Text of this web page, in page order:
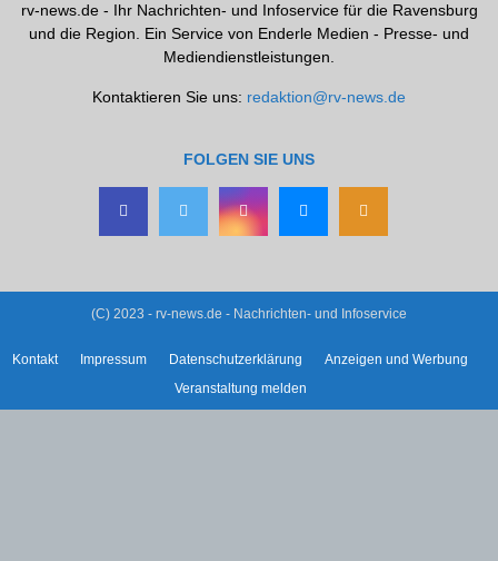
rv-news.de - Ihr Nachrichten- und Infoservice für die Ravensburg
und die Region. Ein Service von Enderle Medien - Presse- und
Mediendienstleistungen.
Kontaktieren Sie uns: redaktion@rv-news.de
FOLGEN SIE UNS
(C) 2023 - rv-news.de - Nachrichten- und Infoservice
Kontakt Impressum Datenschutzerklärung
Anzeigen und Werbung
Veranstaltung melden